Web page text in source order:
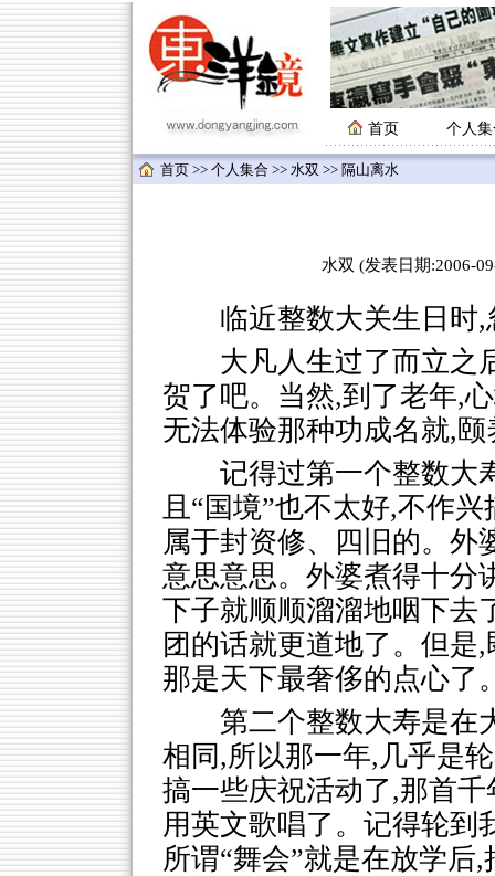
首页 个人
首页 >> 个人集合 >> 水双 >> 隔山离水
水双 (发表日期:2006-
临近整数大关生日时,
大凡人生过了而立之
贺了吧。当然,到了老年,
无法体验那种功成名就,
记得过第一个整数大
且“国境”也不太好,不作
属于封资修、四旧的。外
意思意思。外婆煮得十分
下子就顺顺溜溜地咽下去
团的话就更道地了。但是
那是天下最奢侈的点心了
第二个整数大寿是在
相同,所以那一年,几乎是
搞一些庆祝活动了,那首
用英文歌唱了。记得轮到
所谓“舞会”就是在放学后